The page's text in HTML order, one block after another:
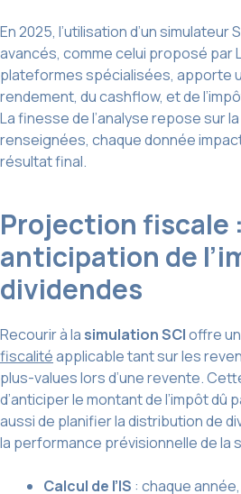
En 2025, l’utilisation d’un simulateur
avancés, comme celui proposé par
plateformes spécialisées, apporte
rendement, du cashflow, et de
La finesse de l’analyse repose sur
renseignées, chaque donnée
résultat final.
Projection fiscale :
anticipation de
dividendes
Recourir à la simulation SCIoffre
fiscalitéapplicable tant sur les
plus-values lors d’une revente.
d’anticiper le montant de l’impôt dû
aussi de planifier la distribution de
la performance prévisionnelle de la
Calcul de l’IS : chaque